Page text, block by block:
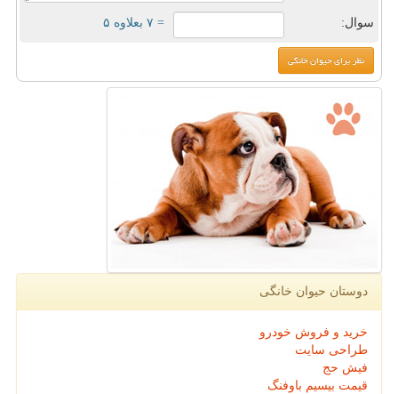
سوال: = ۷ بعلاوه ۵
دوستان حیوان خانگی
خرید و فروش خودرو
طراحی سایت
فیش حج
قیمت بیسیم باوفنگ